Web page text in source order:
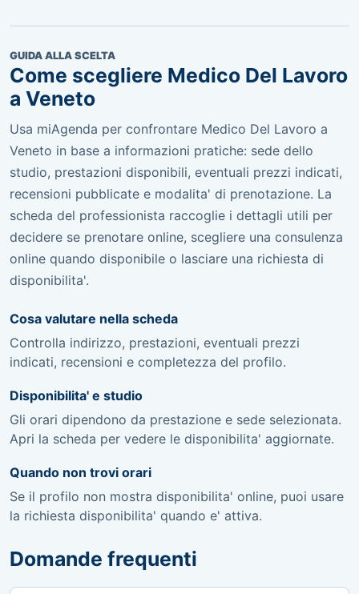
GUIDA ALLA SCELTA
Come scegliere Medico Del Lavoro
a Veneto
Usa miAgenda per confrontare Medico Del Lavoro a
Veneto in base a informazioni pratiche: sede dello
studio, prestazioni disponibili, eventuali prezzi indicati,
recensioni pubblicate e modalita' di prenotazione. La
scheda del professionista raccoglie i dettagli utili per
decidere se prenotare online, scegliere una consulenza
online quando disponibile o lasciare una richiesta di
disponibilita'.
Cosa valutare nella scheda
Controlla indirizzo, prestazioni, eventuali prezzi
indicati, recensioni e completezza del profilo.
Disponibilita' e studio
Gli orari dipendono da prestazione e sede selezionata.
Apri la scheda per vedere le disponibilita' aggiornate.
Quando non trovi orari
Se il profilo non mostra disponibilita' online, puoi usare
la richiesta disponibilita' quando e' attiva.
Domande frequenti